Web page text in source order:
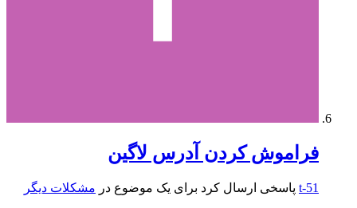
فراموش کردن آدرس لاگین
t-51 پاسخی ارسال کرد برای یک موضوع در مشکلات دیگر